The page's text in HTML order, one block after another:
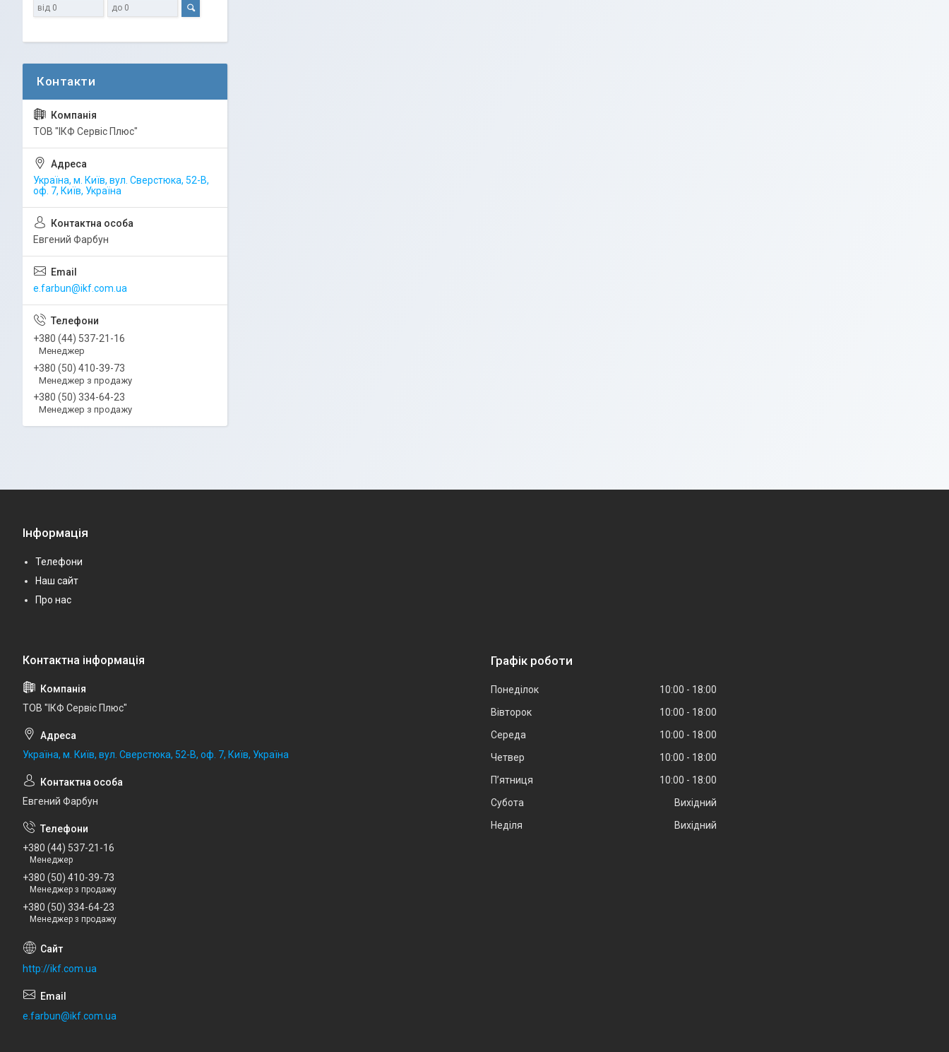
ТОВ "ІКФ Сервіс Плюс"
Україна, м. Київ, вул. Сверстюка, 52-В,
оф. 7, Київ, Україна
Евгений Фарбун
e.farbun@ikf.com.ua
+380 (44) 537-21-16
Менеджер
+380 (50) 410-39-73
Менеджер з продажу
+380 (50) 334-64-23
Менеджер з продажу
Інформація
Телефони
Наш сайт
Про нас
ТОВ "ІКФ Сервіс Плюс"
Україна, м. Київ, вул. Сверстюка, 52-В, оф. 7, Київ, Україна
Евгений Фарбун
+380 (44) 537-21-16
Менеджер
+380 (50) 410-39-73
Менеджер з продажу
+380 (50) 334-64-23
Менеджер з продажу
http://ikf.com.ua
e.farbun@ikf.com.ua
Графік роботи
Понеділок 10:00
18:00
Вівторок
10:00
18:00
Середа
10:00
18:00
Четвер
10:00
18:00
Пʼятниця
10:00
18:00
Субота
Вихідний
Неділя
Вихідний